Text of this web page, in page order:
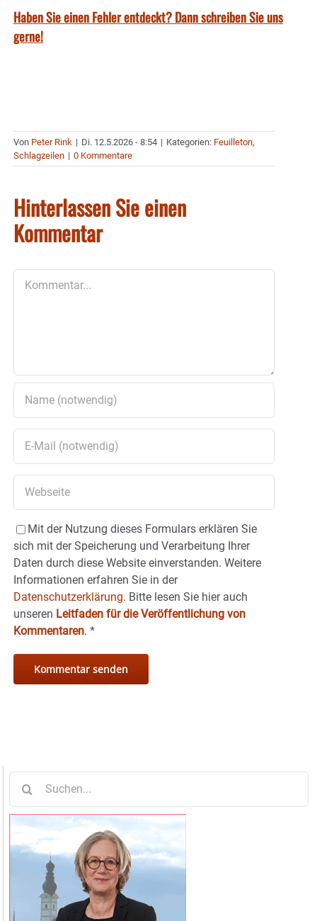
Haben Sie einen Fehler entdeckt? Dann schreiben Sie uns
gerne!
Von Peter Rink | Di. 12.5.2026 - 8:54 | Kategorien: Feuilleton,
Schlagzeilen | 0 Kommentare
Hinterlassen Sie einen
Kommentar
Mit der Nutzung dieses Formulars erklären Sie
sich mit der Speicherung und Verarbeitung Ihrer
Daten durch diese Website einverstanden. Weitere
Informationen erfahren Sie in der
Datenschutzerklärung. Bitte lesen Sie hier auch
unseren Leitfaden für die Veröffentlichung von
Kommentaren. *
nach: